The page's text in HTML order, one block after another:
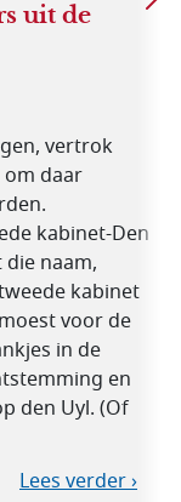
uit de
vertrok
om daar
kabinet-Den
naam,
kabinet
voor de
in de
en
den Uyl. (Of
Lees verder ›